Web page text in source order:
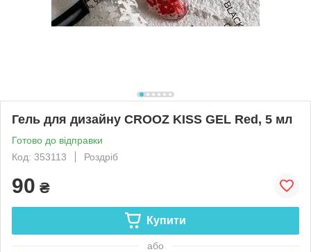
Гель для дизайну CROOZ KISS GEL Red, 5 мл
Готово до відправки
Код: 353113
Роздріб
90 ₴
Купити
або